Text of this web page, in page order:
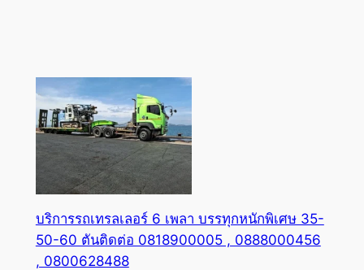
บริการรถเทรลเลอร์ 6 เพลา บรรทุกหนักพิเศษ 35-
50-60 ตันติดต่อ 0818900005 , 0888000456
, 0800628488